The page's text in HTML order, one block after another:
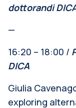
dottorandi
—
16:20 – 18:00 /
DICA
Giulia
exploring